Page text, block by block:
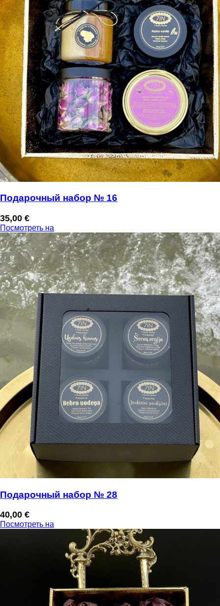
Подарочный набор № 16
35,00 €
Посмотреть на
Подарочный набор № 28
40,00 €
Посмотреть на